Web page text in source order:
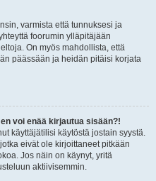
varmista että tunnuksesi ja
foorumin ylläpitäjään
On myös mahdollista, että
päässään ja heidän pitäisi korjata
voi enää kirjautua sisään?!
käyttäjätilisi käytöstä jostain syystä.
eivät ole kirjoittaneet pitkään
Jos näin on käynyt, yritä
aktiivisemmin.